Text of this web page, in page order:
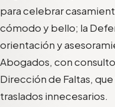
para celebrar
cómodo y bello; la
orientación y
Abogados, con
Dirección de Faltas,
traslados innecesarios.